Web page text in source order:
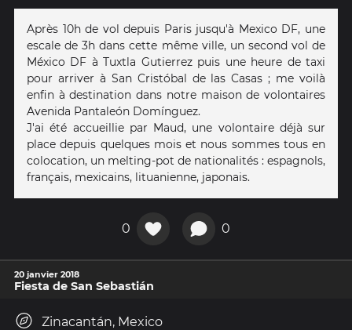
Après 10h de vol depuis Paris jusqu'à Mexico DF, une
escale de 3h dans cette même ville, un second vol de
México DF à Tuxtla Gutierrez puis une heure de taxi
pour arriver à San Cristóbal de las Casas ; me voilà
enfin à destination dans notre maison de volontaires
Avenida Pantaleón Domínguez.
J'ai été accueillie par Maud, une volontaire déjà sur
place depuis quelques mois et nous sommes tous en
colocation, un melting-pot de nationalités : espagnols,
français, mexicains, lituanienne, japonais.
0 0
20 janvier 2018
Fiesta de San Sebastián
Zinacantán, Mexico